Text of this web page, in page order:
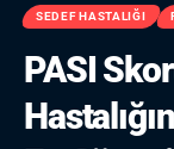
SEDEF HASTALIĞI
PASI